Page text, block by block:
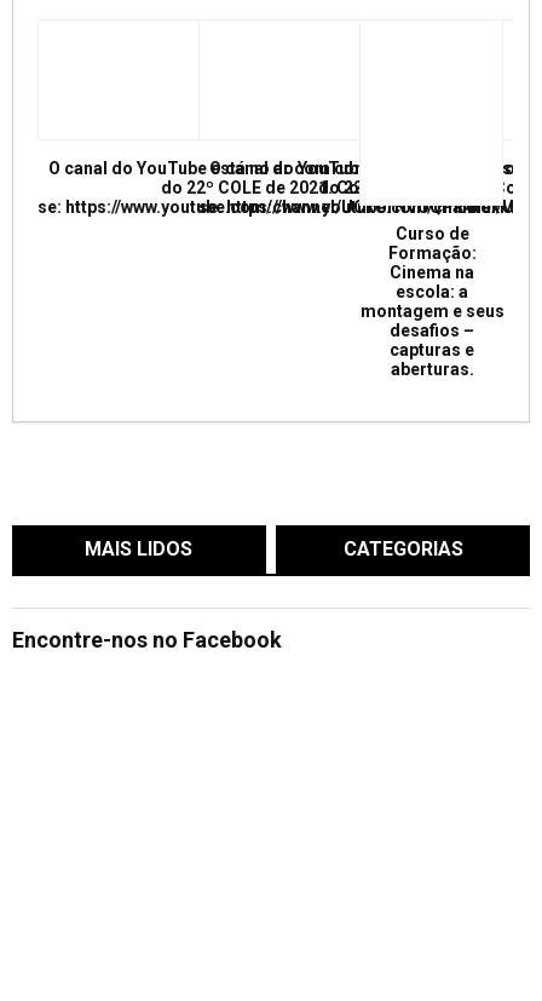
O canal do YouTube está no ar com conferências e mesas
do 22º COLE de 2021. Confira e inscreva
se: https://www.youtube.com/channel/
O canal do YouTube está no ar com
do 22º COLE de 2021.
se: https://www.youtube.com/channel/
Curso de
Formação:
Cinema na
escola: a
montagem e seus
desafios –
capturas e
aberturas.
MAIS LIDOS CATEGORIAS
Encontre-nos no Facebook